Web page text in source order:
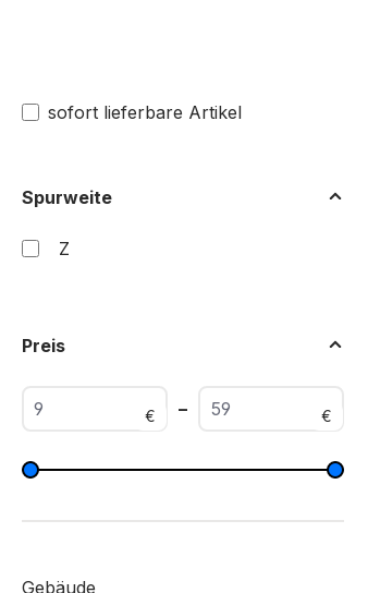
sofort lieferbare Artikel
Spurweite
Z
Preis
€ – €
Gebäude